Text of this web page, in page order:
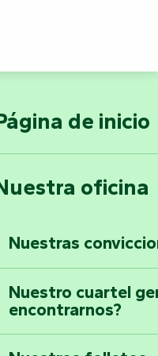
de inicio
oficina
Nuestras
Nuestro cuartel
encontrarnos?
cómo divertirnos!
de semana o
el lugar adecuado.
espectáculos,
la naturaleza o
Poitevin
cada
que emprender,
un momento que vivir